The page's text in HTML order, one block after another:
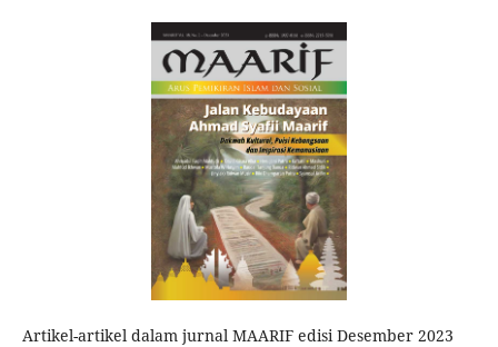
Artikel-artikel dalam jurnal MAARIF edisi Desember 2023